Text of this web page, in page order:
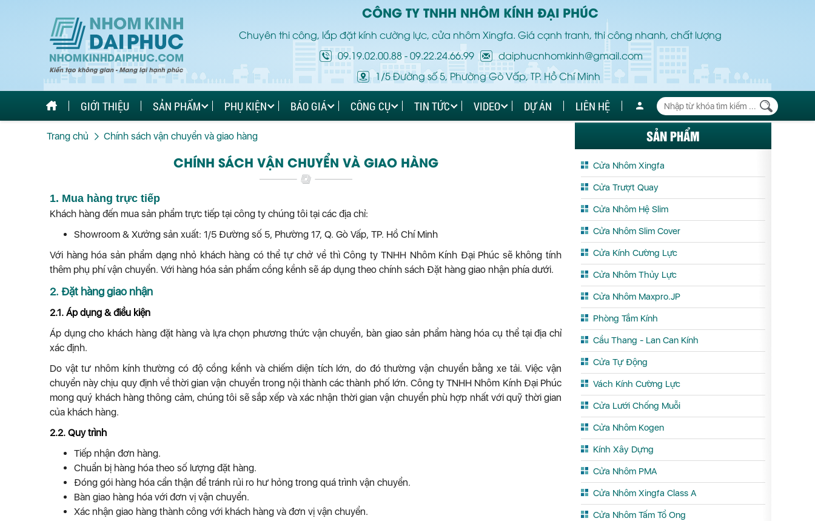
CÔNG TY TNHH NHÔM KÍNH ĐẠI PHÚC
Chuyên thi công, lắp đặt kính cường lực, cửa nhôm Xingfa. Giá cạnh tranh, thi công nhanh, chất lượng
09.19.02.00.88-09.22.24.66.99
daiphucnhomkinh@gmail.com
1/5 Đường số 5, Phường Gò Vấp, TP. Hồ Chí Minh
GIỚI THIỆU SẢN PHẨM PHỤ KIỆN BÁO GIÁ CÔNG CỤ TIN TỨC VIDEO DỰ ÁN LIÊN HỆ
Trang chủ Chính sách vận chuyển và giao hàng
CHÍNH SÁCH VẬN CHUYỂN VÀ GIAO HÀNG
1. Mua hàng trực tiếp
Khách hàng đến mua sản phẩm trực tiếp tại công ty chúng tôi tại các địa chỉ:
Showroom & Xưởng sản xuất: 1/5 Đường số 5, Phường 17, Q. Gò Vấp, TP. Hồ Chí Minh
Với hàng hóa sản phẩm dạng nhỏ khách hàng có thể tự chở về thì Công ty TNHH Nhôm Kính Đại Phúc sẽ không tính
thêm phụ phí vận chuyển. Với hàng hóa sản phẩm cồng kềnh sẽ áp dụng theo chính sách Đặt hàng giao nhận phía dưới.
2. Đặt hàng giao nhận
2.1. Áp dụng & điều kiện
Áp dụng cho khách hàng đặt hàng và lựa chọn phương thức vận chuyển, bàn giao sản phẩm hàng hóa cụ thể tại địa chỉ
xác định.
Do vật tư nhôm kính thường có độ cồng kềnh và chiếm diện tích lớn, do đó thường vận chuyển bằng xe tải. Việc vận
chuyển này chịu quy định về thời gian vận chuyển trong nội thành các thành phố lớn. Công ty TNHH Nhôm Kính Đại Phúc
mong quý khách hàng thông cảm, chúng tôi sẽ sắp xếp và xác nhận thời gian vận chuyển phù hợp nhất với quỹ thời gian
của khách hàng.
2.2. Quy trình
Tiếp nhận đơn hàng.
Chuẩn bị hàng hóa theo số lượng đặt hàng.
Đóng gói hàng hóa cẩn thận để tránh rủi ro hư hỏng trong quá trình vận chuyển.
Bàn giao hàng hóa với đơn vị vận chuyển.
Xác nhận giao hàng thành công với khách hàng và đơn vị vận chuyển.
SẢN PHẨM
Cửa Nhôm Xingfa
Cửa Trượt Quay
Cửa Nhôm Hệ Slim
Cửa Nhôm Slim Cover
Cửa Kính Cường Lực
Cửa Nhôm Thủy Lực
Cửa Nhôm Maxpro.JP
Phòng Tắm Kính
Cầu Thang - Lan Can Kính
Cửa Tự Động
Vách Kính Cường Lực
Cửa Lưới Chống Muỗi
Cửa Nhôm Kogen
Kính Xây Dựng
Cửa Nhôm PMA
Cửa Nhôm Xingfa Class A
Cửa Nhôm Tấm Tổ Ong